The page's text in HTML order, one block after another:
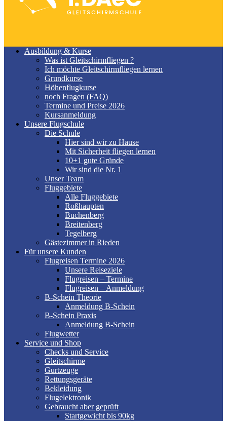
Ausbildung & Kurse
Was ist Gleitschirmfliegen ?
Ich möchte Gleitschirmfliegen lernen
Grundkurse
Höhenflugkurse
noch Fragen (FAQ)
Termine und Preise 2026
Kursanmeldung
Unsere Flugschule
Die Schule
Hier sind wir zu Hause
Mit Sicherheit fliegen lernen
10+1 gute Gründe
Wir sind die Nr. 1
Unser Team
Fluggebiete
Alle Fluggebiete
Roßhaupten
Buchenberg
Breitenberg
Tegelberg
Gästezimmer in Rieden
Für unsere Kunden
Flugreisen Termine 2026
Unsere Reiseziele
Flugreisen – Termine
Flugreisen – Anmeldung
B-Schein Theorie
Anmeldung B-Schein
B-Schein Praxis
Anmeldung B-Schein
Flugwetter
Service und Shop
Checks und Service
Gleitschirme
Gurtzeuge
Rettungsgeräte
Bekleidung
Flugelektronik
Gebraucht aber geprüft
Startgewicht bis 90kg